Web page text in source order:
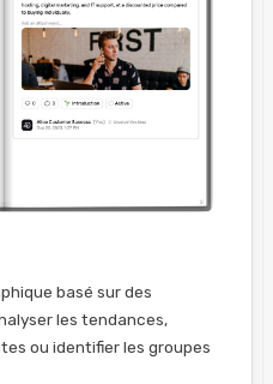
basé sur des
les tendances,
ou identifier les groupes